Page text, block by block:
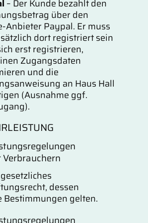
– Der Kunde bezahlt den
über den
Anbieter Paypal. Er muss
dort registriert sein
erst registrieren,
Zugangsdaten
und die
an Haus Hall
(Ausnahme ggf.
dessen
Bestimmungen gelten.